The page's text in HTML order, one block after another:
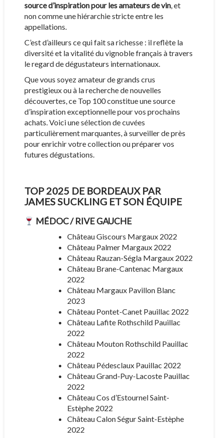
source d’inspiration pour les amateurs de vin, et
non comme une hiérarchie stricte entre les
appellations.
C’est d’ailleurs ce qui fait sa richesse : il reflète la
diversité et la vitalité du vignoble français à travers
le regard de dégustateurs internationaux.
Que vous soyez amateur de grands crus
prestigieux ou à la recherche de nouvelles
découvertes, ce Top 100 constitue une source
d’inspiration exceptionnelle pour vos prochains
achats. Voici une sélection de cuvées
particulièrement marquantes, à surveiller de près
pour enrichir votre collection ou préparer vos
futures dégustations.
TOP 2025 DE BORDEAUX PAR
JAMES SUCKLING ET SON ÉQUIPE
MÉDOC / RIVE GAUCHE
Château Giscours Margaux 2022
Château Palmer Margaux 2022
Château Rauzan-Ségla Margaux 2022
Château Brane-Cantenac Margaux
2022
Château Margaux Pavillon Blanc
2023
Château Pontet-Canet Pauillac 2022
Château Lafite Rothschild Pauillac
2022
Château Mouton Rothschild Pauillac
2022
Château Pédesclaux Pauillac 2022
Château Grand-Puy-Lacoste Pauillac
2022
Château Cos d’Estournel Saint-
Estèphe 2022
Château Calon Ségur Saint-Estèphe
2022